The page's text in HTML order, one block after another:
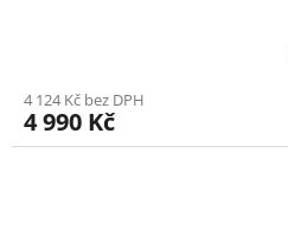
4 124 Kč bez DPH
4 990 Kč